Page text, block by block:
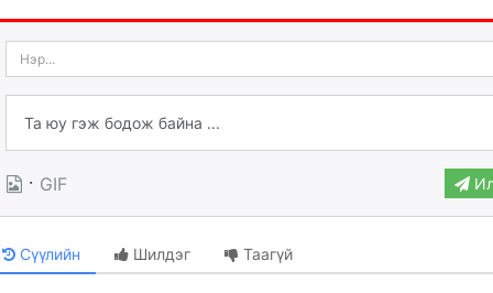
· GIF
Сүүлийн Шилдэг Таагүй